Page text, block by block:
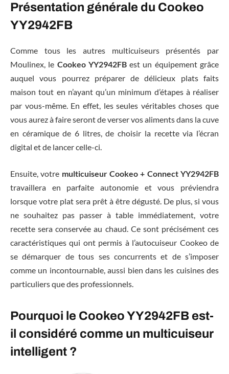
Présentation générale du Cookeo
YY2942FB
Comme tous les autres multicuiseurs présentés par
Moulinex, le Cookeo YY2942FBest un équipement grâce
auquel vous pourrez préparer de délicieux plats faits
maison tout en n’ayant qu’un minimum d’étapes à réaliser
par vous-même. En effet, les seules véritables choses que
vous aurez à faire seront de verser vos aliments dans la cuve
en céramique de 6 litres, de choisir la recette via l’écran
digital et de lancer celle-ci.
Ensuite, votre multicuiseur Cookeo + Connect YY2942FB
travaillera en parfaite autonomie et vous préviendra
lorsque votre plat sera prêt à être dégusté. De plus, si vous
ne souhaitez pas passer à table immédiatement, votre
recette sera conservée au chaud. Ce sont précisément ces
caractéristiques qui ont permis à l’autocuiseur Cookeo de
se démarquer de tous ses concurrents et de s’imposer
comme un incontournable, aussi bien dans les cuisines des
particuliers que des professionnels.
Pourquoi le Cookeo YY2942FB est-
il considéré comme un multicuiseur
intelligent ?